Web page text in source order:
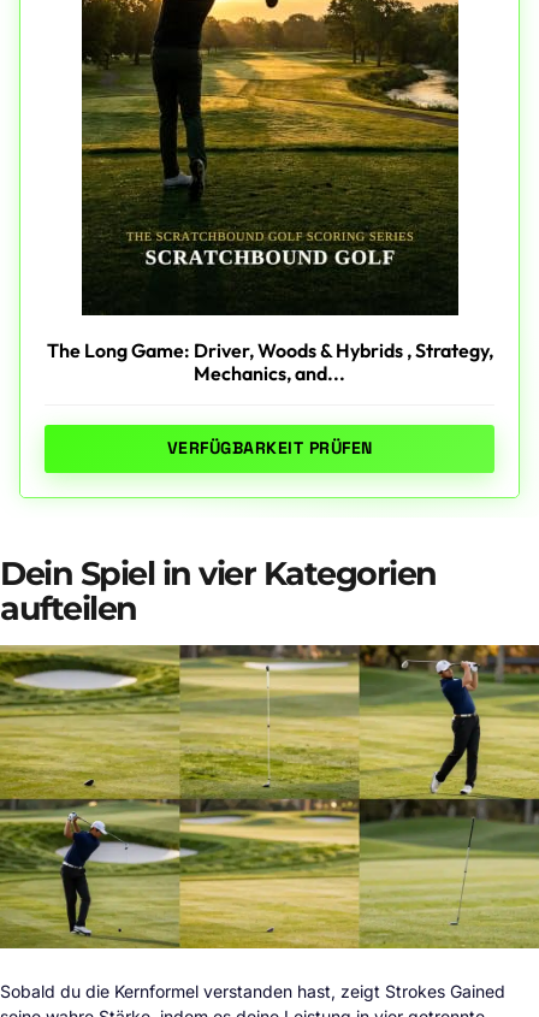
The Long Game: Driver, Woods & Hybrids , Strategy,
Mechanics, and...
VERFÜGBARKEIT PRÜFEN
Dein Spiel in vier Kategorien
aufteilen
Sobald du die Kernformel verstanden hast, zeigt Strokes Gained